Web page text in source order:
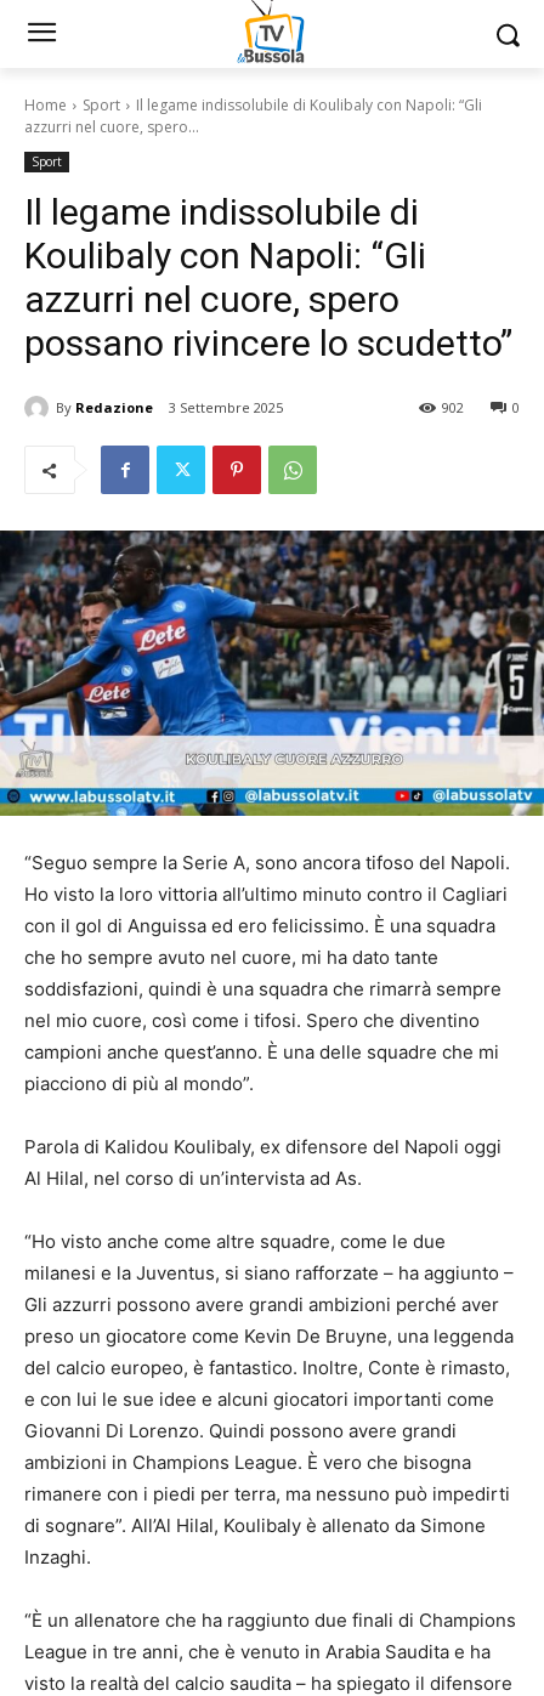
Home Sport
Il legame indissolubile di Koulibaly con Napoli: “Gli
azzurri nel cuore, spero...
Sport
Il legame indissolubile di
Koulibaly con Napoli: “Gli
azzurri nel cuore, spero
possano rivincere lo scudetto”
By Redazione 3 Settembre 2025 0
902
“Seguo sempre la Serie A, sono ancora tifoso del Napoli.
Ho visto la loro vittoria all’ultimo minuto contro il Cagliari
con il gol di Anguissa ed ero felicissimo. È una squadra
che ho sempre avuto nel cuore, mi ha dato tante
soddisfazioni, quindi è una squadra che rimarrà sempre
nel mio cuore, così come i tifosi. Spero che diventino
campioni anche quest’anno. È una delle squadre che mi
piacciono di più al mondo”.
Parola di Kalidou Koulibaly, ex difensore del Napoli oggi
Al Hilal, nel corso di un’intervista ad As.
“Ho visto anche come altre squadre, come le due
milanesi e la Juventus, si siano rafforzate – ha aggiunto –
Gli azzurri possono avere grandi ambizioni perché aver
preso un giocatore come Kevin De Bruyne, una leggenda
del calcio europeo, è fantastico. Inoltre, Conte è rimasto,
e con lui le sue idee e alcuni giocatori importanti come
Giovanni Di Lorenzo. Quindi possono avere grandi
ambizioni in Champions League. È vero che bisogna
rimanere con i piedi per terra, ma nessuno può impedirti
di sognare”. All’Al Hilal, Koulibaly è allenato da Simone
Inzaghi.
“È un allenatore che ha raggiunto due finali di Champions
League in tre anni, che è venuto in Arabia Saudita e ha
visto la realtà del calcio saudita – ha spiegato il difensore